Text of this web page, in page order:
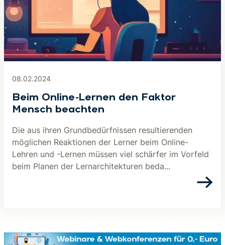
08.02.2024
Beim Online-Lernen den Faktor
Mensch beachten
Die aus ihren Grundbedürfnissen resultierenden
möglichen Reaktionen der Lerner beim Online-
Lehren und -Lernen müssen viel schärfer im Vorfeld
beim Planen der Lernarchitekturen beda...